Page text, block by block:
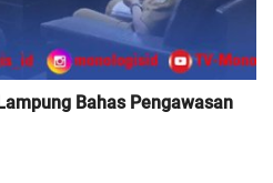
Bahas Pengawasan